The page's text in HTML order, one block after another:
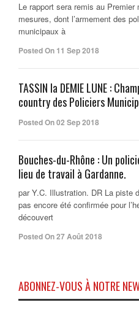
Le rapport sera remis au
mesures, dont l’armement des
municipaux à
Posted On 11 Sep 2018
TASSIN la DEMIE LUNE :
country des Policiers
Posted On 02 Sep 2018
Bouches-du-Rhône : Un
lieu de travail à Gardanne.
par Y.C. Illustration. DR La piste
pas encore été confirmée pour
découvert
Posted On 27 Août 2018
ABONNEZ-VOUS À NOTRE